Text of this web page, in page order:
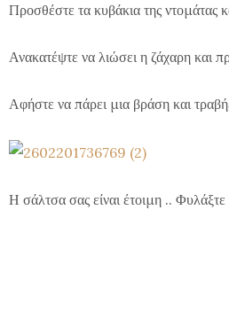
Προσθέστε τα κυβάκια της ντομάτας
Ανακατέψτε να λιώσει η ζάχαρη και
Αφήστε να πάρει μια βράση και
Η σάλτσα σας είναι έτοιμη ..